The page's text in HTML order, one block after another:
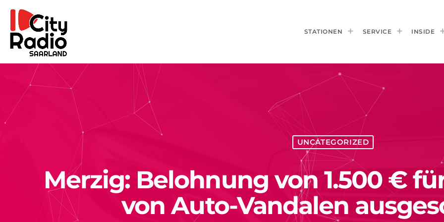
STATIONEN SERVICE INSIDE
UNCATEGORIZED
Merzig: Belohnung von 1.500 €
von Auto-Vandalen